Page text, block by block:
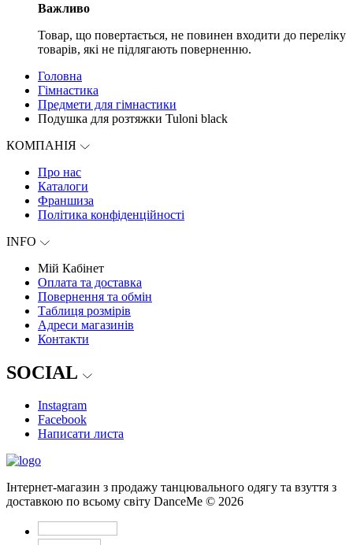
Важливо
Товар, що повертається, не повинен входити до переліку
товарів, які не підлягають поверненню.
Головна
Гімнастика
Предмети для гімнастики
Подушка для розтяжки Tuloni black
КОМПАНІЯ
Про нас
Каталоги
Франшиза
Політика конфіденційності
INFO
Мій Кабінет
Оплата та доставка
Повернення та обмін
Таблиця розмірів
Адреси магазинів
Контакти
SOCIAL
Instagram
Facebook
Написати листа
Інтернет-магазин з продажу танцювального одягу та взуття з
доставкою по всьому світу DanceMe © 2026